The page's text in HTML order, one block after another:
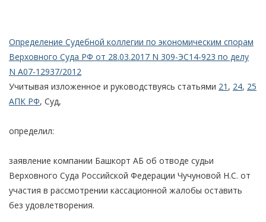
Определение Судебной коллегии по экономическим спорам
Верховного Суда РФ от 28.03.2017 N 309-ЭС14-923 по делу
N А07-12937/2012
Учитывая изложенное и руководствуясь статьями 21 , 24, 25
АПК РФ, Суд,
определил:
заявление компании Башкорт АБ об отводе судьи
Верховного Суда Российской Федерации Чучуновой Н.С. от
участия в рассмотрении кассационной жалобы оставить
без удовлетворения.